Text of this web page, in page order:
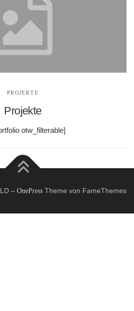
PROJEKTE
Projekte
otw_filterable]
– OnePress Theme von FameThemes